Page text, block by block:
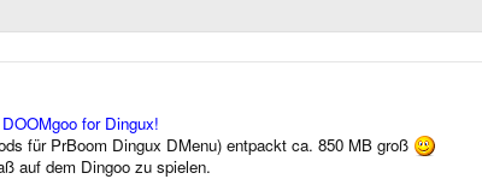
DOOMgoo for Dingux!
für PrBoom Dingux DMenu) entpackt ca. 850 MB groß
auf dem Dingoo zu spielen.